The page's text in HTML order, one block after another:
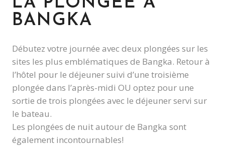
BANGKA
Débutez votre journée avec deux plongées sur les
sites les plus emblématiques de Bangka. Retour à
l’hôtel pour le déjeuner suivi d’une troisième
plongée dans l’après-midi OU optez pour une
sortie de trois plongées avec le déjeuner servi sur
le bateau.
Les plongées de nuit autour de Bangka sont
également incontournables!